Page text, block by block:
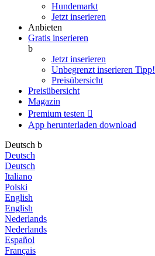
Hundemarkt
Jetzt inserieren
Anbieten
Gratis inserieren
b
Jetzt inserieren
Unbegrenzt inserieren Tipp!
Preisübersicht
Preisübersicht
Magazin
Premium testen 
App herunterladen download
Deutsch b
Deutsch
Deutsch
Italiano
Polski
English
English
Nederlands
Nederlands
Español
Français